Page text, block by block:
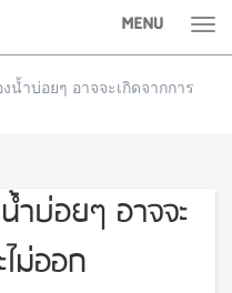
MENU
น้ำบ่อยๆ อาจจะเกิดจากการ
ำบ่อยๆ อาจจะ
ม่ออก